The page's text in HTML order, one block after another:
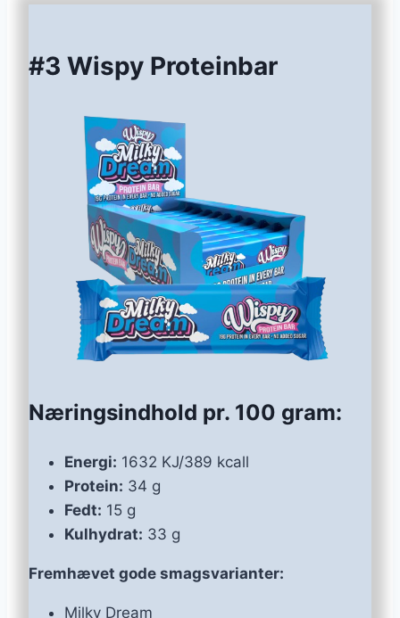
#3 Wispy Proteinbar
Næringsindhold pr. 100 gram:
Energi: 1632 KJ/389 kcall
Protein: 34 g
Fedt: 15 g
Kulhydrat: 33 g
Fremhævet gode smagsvarianter:
Milky Dream